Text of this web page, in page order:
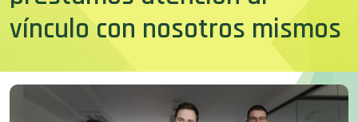
vínculo con nosotros mismos